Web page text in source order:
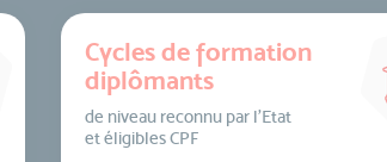
Cycles de formation
diplômants
de niveau reconnu par l’Etat
et éligibles CPF